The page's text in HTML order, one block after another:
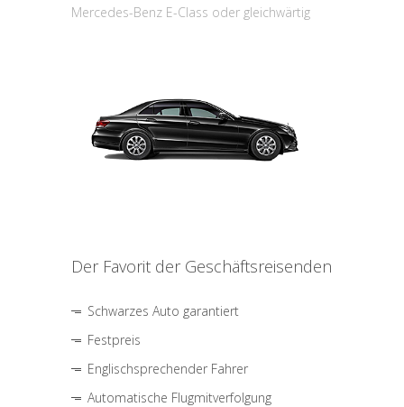
Mercedes-Benz E-Class oder gleichwärtig
Der Favorit der Geschäftsreisenden
Schwarzes Auto garantiert
Festpreis
Englischsprechender Fahrer
Automatische Flugmitverfolgung